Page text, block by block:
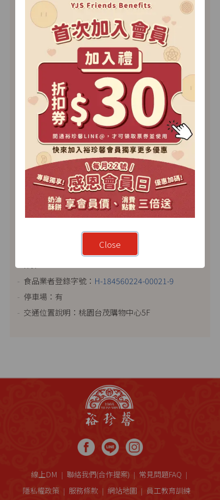
桃園市蘆竹區南崁路一段112號5F(桃園台茂購物中
心)
周一至周四 11:00-22:00
周五及例假日前一天 11:00-22:30
營業時間若有異動，請以公告為主
FAX：
食品業者登錄字號： H-184560224-00021-9
停車場：有
交通位置說明：桃園台茂購物中心5F
線上DM 聯絡我們(合作提案)
常見問題FAQ
隱私權政策
服務條款 網站地圖 員工教育訓練
Close